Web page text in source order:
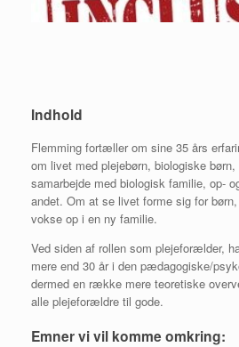
Indhold
Flemming fortæller om sine 35 års
om livet med plejebørn, biologiske
samarbejde med biologisk familie, op-
andet. Om at se livet forme sig for
vokse op i en ny familie.
Ved siden af rollen som plejeforælder,
mere end 30 år i den pædagogiske/
dermed en række mere teoretiske
alle plejeforældre til gode.
Emner vi vil komme omkring: